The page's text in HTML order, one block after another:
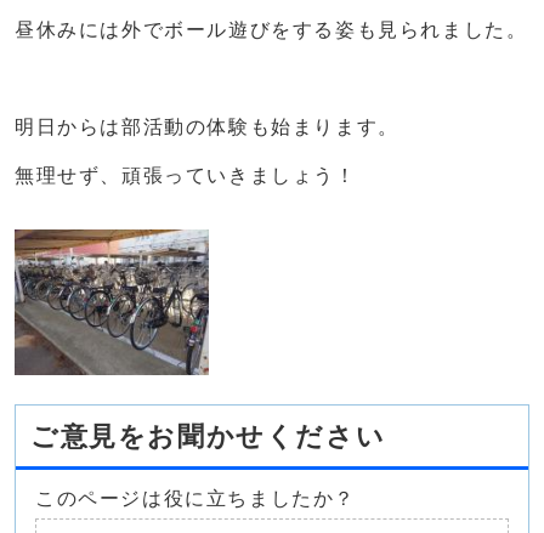
昼休みには外でボール遊びをする姿も見られました。
明日からは部活動の体験も始まります。
無理せず、頑張っていきましょう！
ご意見をお聞かせください
このページは役に立ちましたか？